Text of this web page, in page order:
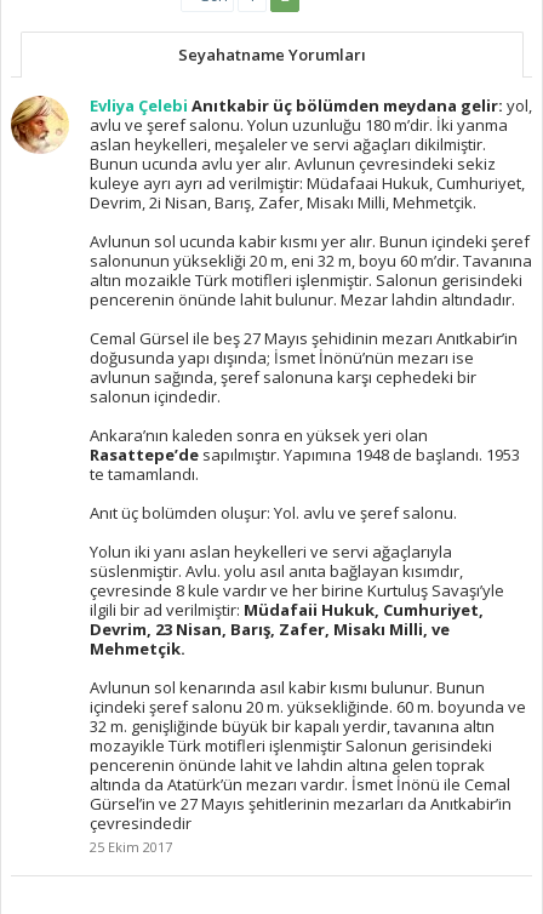
Seyahatname Yorumları
Evliya Çelebi Anıtkabir üç bölümden meydana gelir: yol,
avlu ve şeref salonu. Yolun uzunluğu 180 m’dir. İki yanma
aslan heykelleri, meşaleler ve servi ağaçları dikilmiştir.
Bunun ucunda avlu yer alır. Avlunun çevresindeki sekiz
kuleye ayrı ayrı ad verilmiştir: Müdafaai Hukuk, Cumhuriyet,
Devrim, 2i Nisan, Barış, Zafer, Misakı Milli, Mehmetçik.
Avlunun sol ucunda kabir kısmı yer alır. Bunun içindeki şeref
salonunun yüksekliği 20 m, eni 32 m, boyu 60 m’dir. Tavanına
altın mozaikle Türk motifleri işlenmiştir. Salonun gerisindeki
pencerenin önünde lahit bulunur. Mezar lahdin altındadır.
Cemal Gürsel ile beş 27 Mayıs şehidinin mezarı Anıtkabir’in
doğusunda yapı dışında; İsmet İnönü’nün mezarı ise
avlunun sağında, şeref salonuna karşı cephedeki bir
salonun içindedir.
Ankara’nın kaleden sonra en yüksek yeri olan
Rasattepe’de sapılmıştır. Yapımına 1948 de başlandı. 1953
te tamamlandı.
Anıt üç bolümden oluşur: Yol. avlu ve şeref salonu.
Yolun iki yanı aslan heykelleri ve servi ağaçlarıyla
süslenmiştir. Avlu. yolu asıl anıta bağlayan kısımdır,
çevresinde 8 kule vardır ve her birine Kurtuluş Savaşı’yle
ilgili bir ad verilmiştir: Müdafaii Hukuk, Cumhuriyet,
Devrim, 23 Nisan, Barış, Zafer, Misakı Milli, ve
Mehmetçik.
Avlunun sol kenarında asıl kabir kısmı bulunur. Bunun
içindeki şeref salonu 20 m. yüksekliğinde. 60 m. boyunda ve
32 m. genişliğinde büyük bir kapalı yerdir, tavanına altın
mozayikle Türk motifleri işlenmiştir Salonun gerisindeki
pencerenin önünde lahit ve lahdin altına gelen toprak
altında da Atatürk’ün mezarı vardır. İsmet İnönü ile Cemal
Gürsel’in ve 27 Mayıs şehitlerinin mezarları da Anıtkabir’in
çevresindedir
25 Ekim 2017